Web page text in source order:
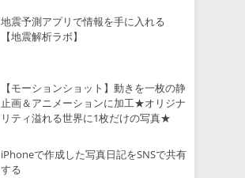
地震予測アプリで情報を手に入れる
【地震解析ラボ】
【モーションショット】動きを一枚の静
止画＆アニメーションに加工★オリジナ
リティ溢れる世界に1枚だけの写真★
iPhoneで作成した写真日記をSNSで共有
する